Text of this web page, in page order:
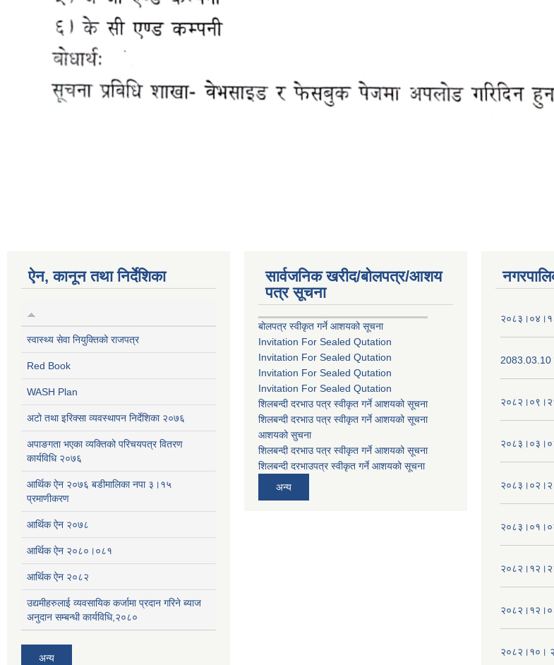
ऐन, कानून तथा निर्देशिका
स्वास्थ्य सेवा नियुक्तिको राजपत्र
Red Book
WASH Plan
अटो तथा इरिक्सा व्यवस्थापन निर्देशिका २०७६
अपाङगता भएका व्यक्तिको परिचयपत्र वितरण
कार्यविधि २०७६
आर्थिक ऐन २०७६ बडीमालिका नपा ३।१५
प्रमाणीकरण
आर्थिक ऐन २०७८
आर्थिक ऐन २०८०।०८१
आर्थिक ऐन २०८२
उद्यमीहरुलाई व्यवसायिक कर्जामा प्रदान गरिने ब्याज
अनुदान सम्बन्धी कार्यविधि,२०८०
अन्य
सार्वजनिक खरीद/बोलपत्र/आशय
पत्र सूचना
बोलपत्र स्वीकृत गर्ने आशयको सूचना
Invitation For Sealed Qutation
Invitation For Sealed Qutation
Invitation For Sealed Qutation
Invitation For Sealed Qutation
शिलबन्दी दरभाउ पत्र स्वीकृत गर्ने आशयको सूचना
शिलबन्दी दरभाउ पत्र स्वीकृत गर्ने आशयको सूचना
आशयको सुचना
शिलबन्दी दरभाउ पत्र स्वीकृत गर्ने आशयको सूचना
शिलबन्दी दरभाउपत्र स्वीकृत गर्ने आशयको सूचना
अन्य
2083.03.10
२०८३।०३।०३
२०८३।०२।२८
२०८३।०१।०२
२०८२।१२।२३
२०८२।१२।०८
२०८२।१०।